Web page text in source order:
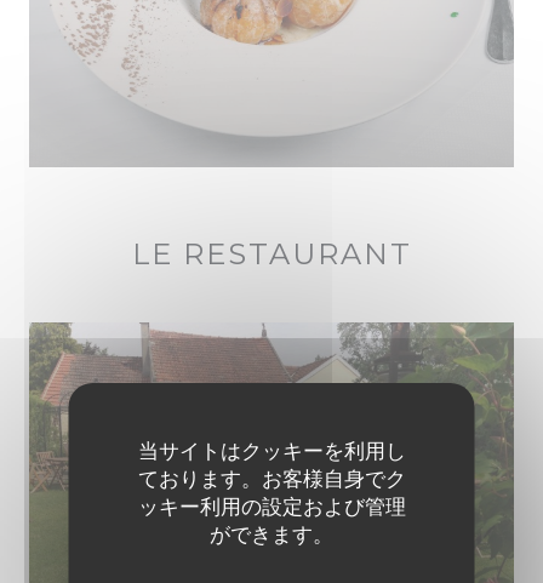
当サイトはクッキーを利用し
ております。お客様自身でク
ッキー利用の設定および管理
ができます。
LE RESTAURANT